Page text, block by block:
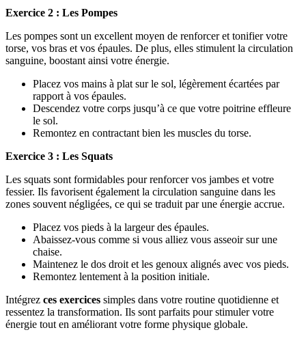
Exercice 2 : Les Pompes
Les pompes sont un excellent moyen de renforcer et tonifier votre
torse, vos bras et vos épaules. De plus, elles stimulent la circulation
sanguine, boostant ainsi votre énergie.
Placez vos mains à plat sur le sol, légèrement écartées par
rapport à vos épaules.
Descendez votre corps jusqu’à ce que votre poitrine effleure
le sol.
Remontez en contractant bien les muscles du torse.
Exercice 3 : Les Squats
Les squats sont formidables pour renforcer vos jambes et votre
fessier. Ils favorisent également la circulation sanguine dans les
zones souvent négligées, ce qui se traduit par une énergie accrue.
Placez vos pieds à la largeur des épaules.
Abaissez-vous comme si vous alliez vous asseoir sur une
chaise.
Maintenez le dos droit et les genoux alignés avec vos pieds.
Remontez lentement à la position initiale.
Intégrez ces exercices simples dans votre routine quotidienne et
ressentez la transformation. Ils sont parfaits pour stimuler votre
énergie tout en améliorant votre forme physique globale.